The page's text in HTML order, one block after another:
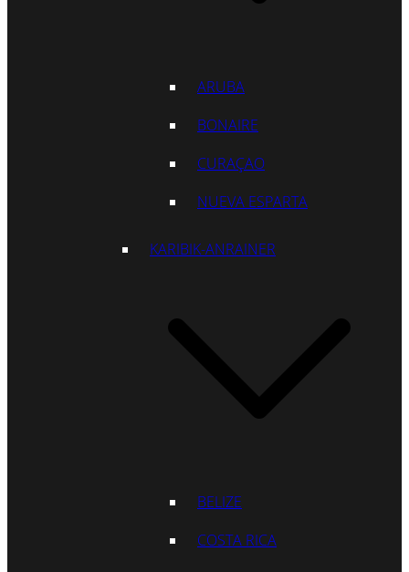
ARUBA
BONAIRE
CURAÇAO
NUEVA ESPARTA
KARIBIK-ANRAINER
BELIZE
COSTA RICA